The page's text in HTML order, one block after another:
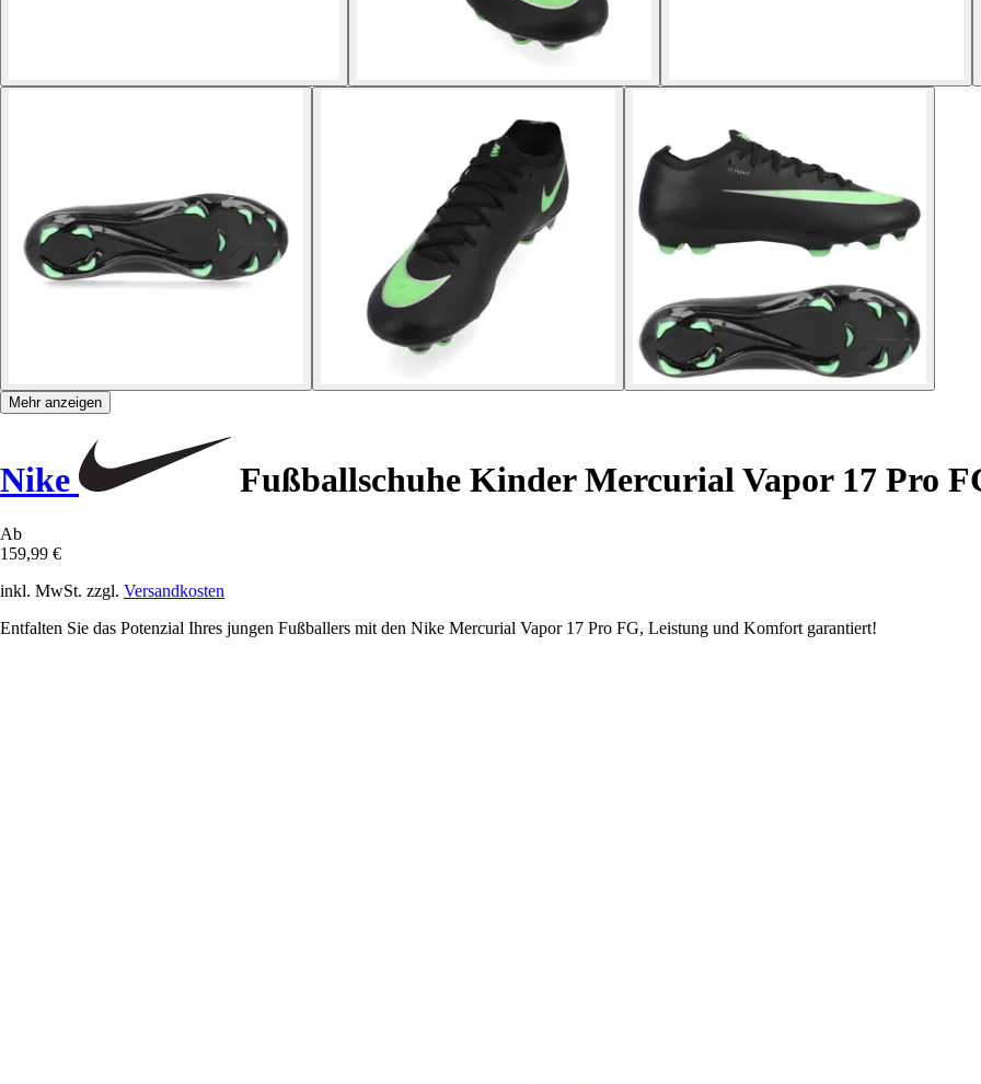
Mehr anzeigen
Nike Fußballschuhe Kinder Mercurial Vapor 17 Pro
Ab
159,99 €
inkl. MwSt. zzgl. Versandkosten
Entfalten Sie das Potenzial Ihres jungen Fußballers mit den Nike Mercurial Vapor 17 Pro FG, Leistung und Komfort garantiert!